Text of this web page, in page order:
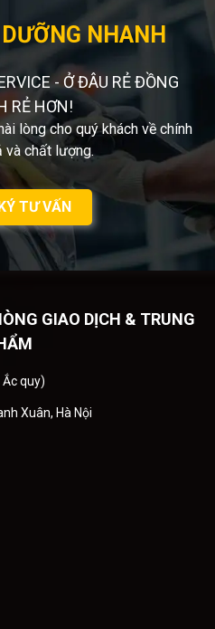
NHANH
- Ở ĐÂU RẺ ĐỒNG
RẺ HƠN!
lòng cho quý khách về chính
và chất lượng.
TƯ VẤN
GIAO DỊCH & TRUNG
Ắc quy)
Xuân, Hà Nội